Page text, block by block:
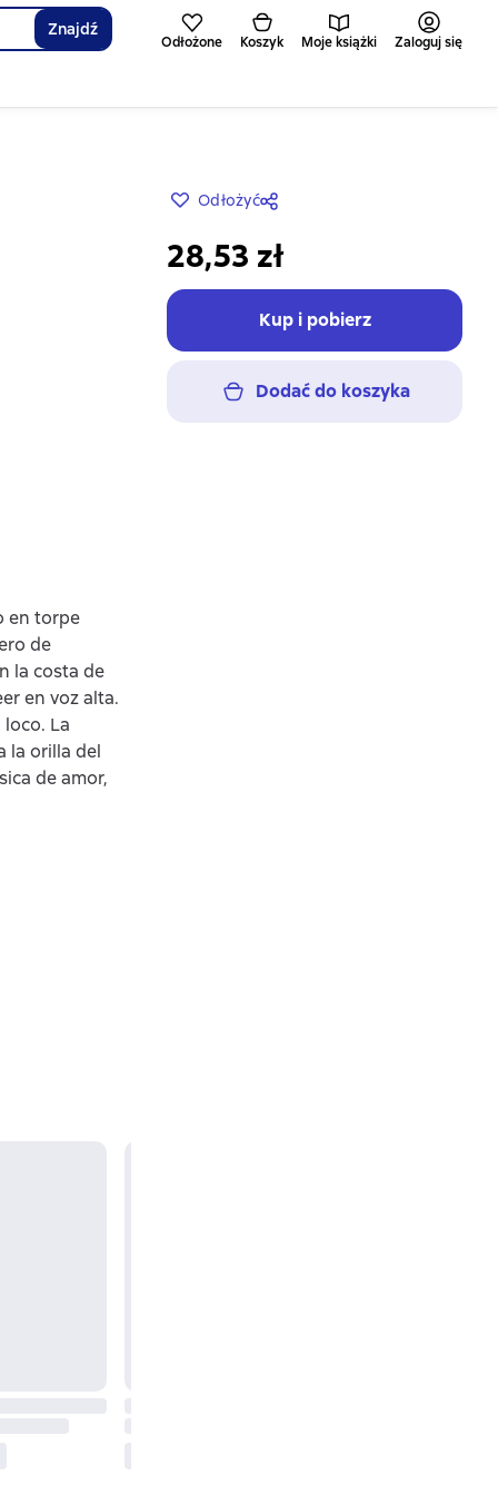
Znajdź
Odłożone Koszyk Moje książki Zaloguj się
Odłożyć
28,53 zł
Kup i pobierz
Dodać do koszyka
en torpe
de
la costa de
en voz alta.
La
la orilla del
de amor,